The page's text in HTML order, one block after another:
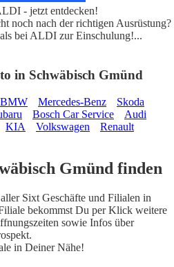
- jetzt entdecken!
noch nach der richtigen Ausrüstung?
bei ALDI zur Einschulung!...
in Schwäbisch Gmünd
BMW Mercedes-Benz
Skoda
Bosch Car Service
Audi
KIA Volkswagen
Renault
Gmünd finden
Sixt Geschäfte und Filialen in
bekommst Du per Klick weitere
sowie Infos über
in Deiner Nähe!